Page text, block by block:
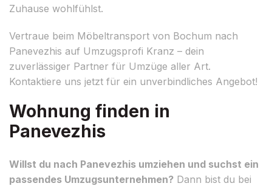
Zuhause wohlfühlst.
Vertraue beim Möbeltransport von Bochum nach
Panevezhis auf Umzugsprofi Kranz – dein
zuverlässiger Partner für Umzüge aller Art.
Kontaktiere uns jetzt für ein unverbindliches Angebot!
Wohnung finden in
Panevezhis
Willst du nach Panevezhis umziehen und suchst ein
passendes Umzugsunternehmen? Dann bist du bei